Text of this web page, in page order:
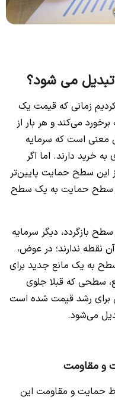
می شود؟
زمانی که قیمت یک
می‌کند و هر بار از
معنی است که سرمایه
خرید دارند. اما اگر
این سطح حمایت پایین‌تر
سطح حمایت به یک سطح
بازگردد، دیگر سرمایه
نقطه ندارند؛ در عوض،
به یک مانع جدید برای
سطحی که قبلا جلوی
برای رشد قیمت شده است
می‌شود.
و مقاومت
حمایت و مقاومت این